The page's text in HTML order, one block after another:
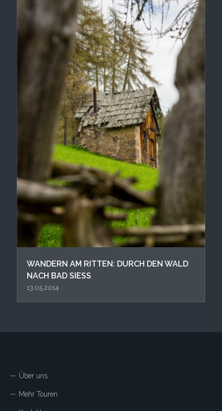
WANDERN AM RITTEN: DURCH DEN WALD
NACH BAD SIESS
13.05.2014
Über uns
Mehr Touren